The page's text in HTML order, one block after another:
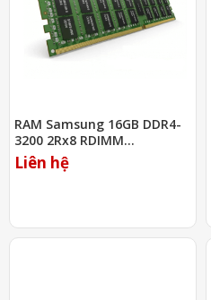
RAM Samsung 16GB DDR4-
3200 2Rx8 RDIMM
(M393A2K43DB2-CWE)
Liên hệ